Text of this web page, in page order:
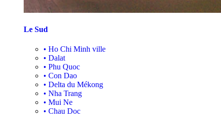
Le Sud
• Ho Chi Minh ville
• Dalat
• Phu Quoc
• Con Dao
• Delta du Mékong
• Nha Trang
• Mui Ne
• Chau Doc